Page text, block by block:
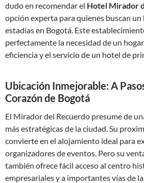
dudo en recomendar el Hotel Mirador
opción experta para quienes buscan
estadías en Bogotá. Este
perfectamente la necesidad de un
eficiencia y el servicio de un hotel de
Ubicación Inmejorable: A
Corazón de Bogotá
El Mirador del Recuerdo presume de
más estratégicas de la ciudad. Su
convierte en el alojamiento ideal para
organizadores de eventos. Pero su
también ofrece fácil acceso al centro
empresariales y a importantes vías de